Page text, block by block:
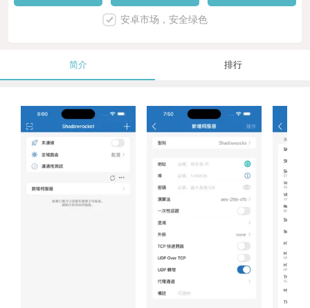
安卓市场，安全绿色
简介 排行